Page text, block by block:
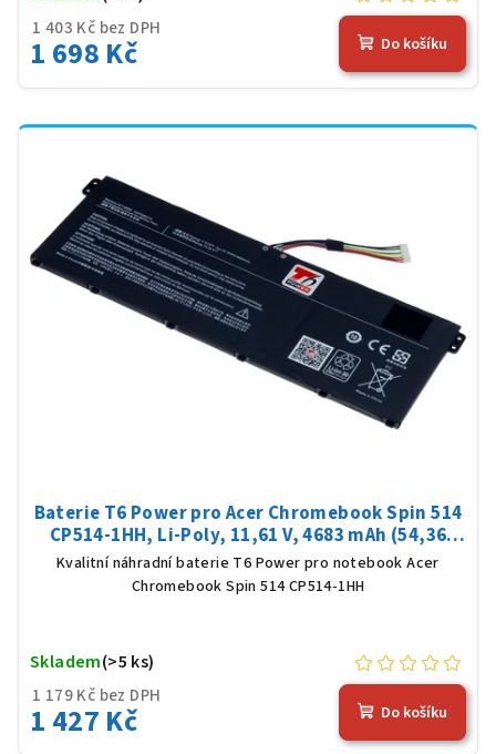
1 403 Kč bez DPH
1 698 Kč Do košíku
Baterie T6 Power pro Acer Chromebook Spin 514
CP514-1HH, Li-Poly, 11,61 V, 4683 mAh (54,36
Wh), černá
Kvalitní náhradní baterie T6 Power pro notebook Acer
Chromebook Spin 514 CP514-1HH
1 179 Kč bez DPH
1 427 Kč
Skladem(>5 ks)
Do košíku